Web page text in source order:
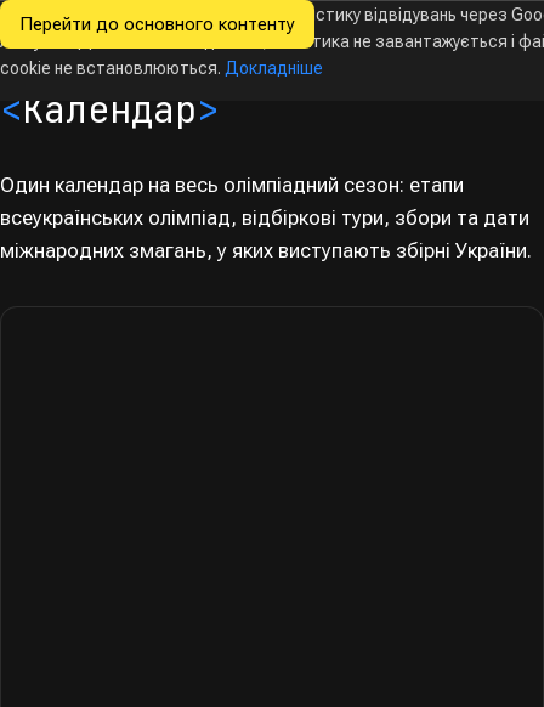
Перейти до основного контенту
Всеукраїнські
з інформатики
НовиниОлімпіадиКалендарБаза даних
<Календар>
Один календар на весь олімпіадний сезон: етапи
всеукраїнських олімпіад, відбіркові тури, збори та дати
міжнародних змагань, у яких виступають збірні України.
Ми хочемо збирати знеособлену статистику відвідувань через
Analytics. Доки ви не погодитесь, аналітика не завантажується і
cookie не встановлюються. Докладніше